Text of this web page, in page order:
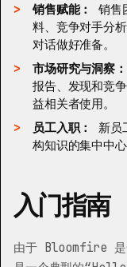
销售赋能：
销售
料、竞争对手分
对话做好准备。
市场研究与洞察：
报告、发现和竞
益相关者使用。
员工入职：
新员
构知识的集中中
入门指南
由于 Bloomfire 是